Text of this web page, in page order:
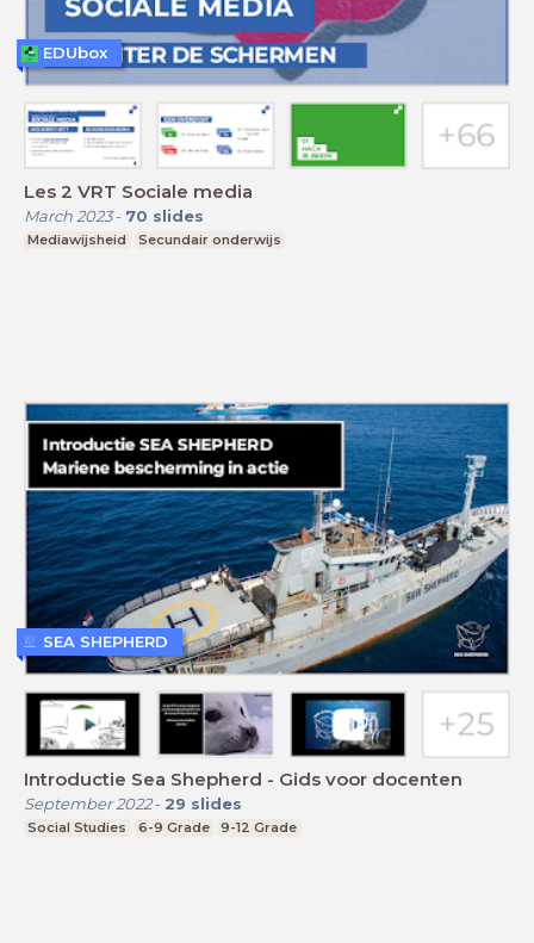
Les 2 VRT Sociale media
March 2023- 70 slides
Mediawijsheid Secundair onderwijs
EDUbox
Introductie Sea Shepherd - Gids voor docenten
September 2022- 29 slides
Social Studies 6-9 Grade 9-12 Grade
SEA SHEPHERD